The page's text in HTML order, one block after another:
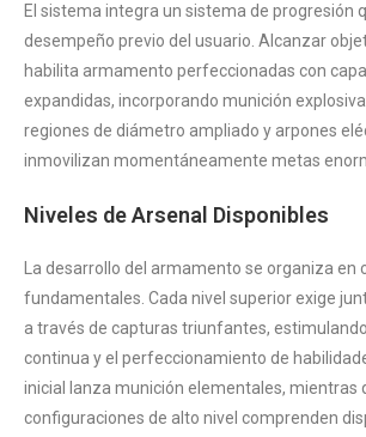
El sistema integra un sistema de progresión
desempeño previo del usuario. Alcanzar
habilita armamento perfeccionadas con
expandidas, incorporando munición
regiones de diámetro ampliado y arpones
inmovilizan momentáneamente metas
Niveles de Arsenal Disponibles
La desarrollo del armamento se organiza en
fundamentales. Cada nivel superior exige
a través de capturas triunfantes,
continua y el perfeccionamiento de
inicial lanza munición elementales, mientras
configuraciones de alto nivel comprenden